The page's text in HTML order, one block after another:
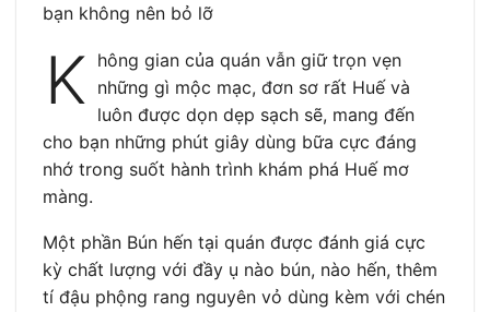
bạn không nên bỏ lỡ
K hông gian của quán vẫn giữ trọn vẹn
những gì mộc mạc, đơn sơ rất Huế và
luôn được dọn dẹp sạch sẽ, mang đến
cho bạn những phút giây dùng bữa cực đáng
nhớ trong suốt hành trình khám phá Huế mơ
màng.
Một phần Bún hến tại quán được đánh giá cực
kỳ chất lượng với đầy ụ nào bún, nào hến, thêm
tí đậu phộng rang nguyên vỏ dùng kèm với chén